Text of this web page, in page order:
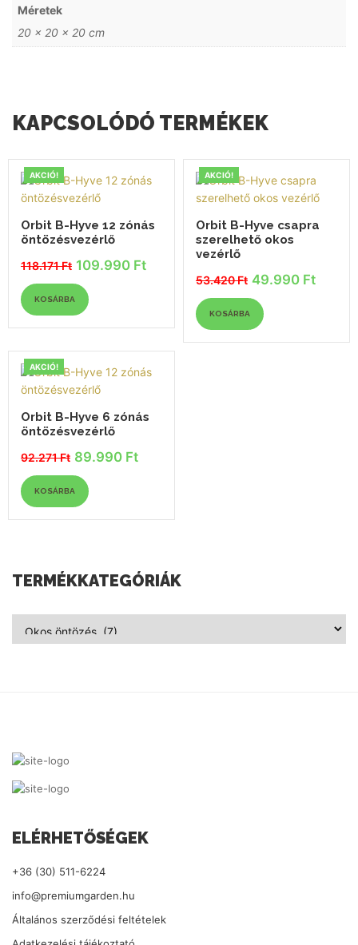
Méretek
20 × 20 × 20 cm
KAPCSOLÓDÓ TERMÉKEK
AKCIÓ!
Orbit B-Hyve 12 zónás
öntözésvezérlő
118.171Ft
Original
price
was:
118.171 Ft.
109.990 Ft
Current
price
is:
109.990 Ft.
KOSÁRBA
AKCIÓ!
Orbit B-Hyve csapra
szerelhető okos
vezérlő
53.420Ft
Original
price
was:
53.420 Ft.
49.990 Ft
Current
price
is:
49.990 Ft.
KOSÁRBA
AKCIÓ!
Orbit B-Hyve 6 zónás
öntözésvezérlő
92.271Ft
price
was:
92.271 Ft.
89.990 Ft
price
is:
89.990 Ft.
KOSÁRBA
TERMÉKKATEGÓRIÁK
ELÉRHETŐSÉGEK
+36 (30) 511-6224
info@premiumgarden.hu
Általános szerződési feltételek